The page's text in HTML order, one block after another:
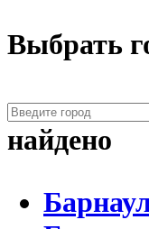
Выбрать
найдено